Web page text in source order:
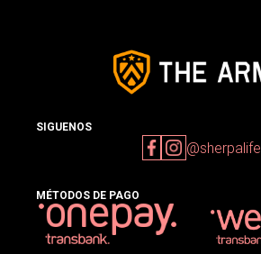
SIGUENOS
@sherpalife
MÉTODOS DE PAGO